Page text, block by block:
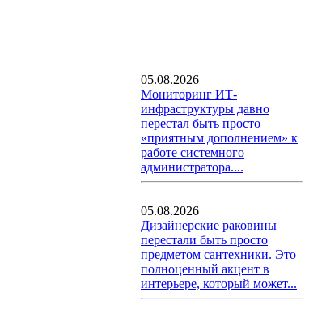
05.08.2026
Мониторинг ИТ-
инфраструктуры давно
перестал быть просто
«приятным дополнением» к
работе системного
администратора....
05.08.2026
Дизайнерские раковины
перестали быть просто
предметом сантехники. Это
полноценный акцент в
интерьере, который может...